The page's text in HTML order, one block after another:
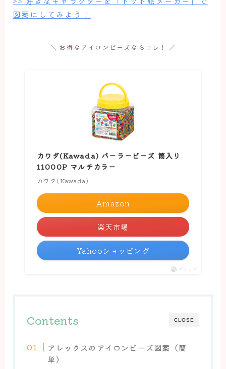
図案にしてみよう！
＼ お得なアイロンビーズならコレ！ ／
カワダ(Kawada) パーラービーズ 筒入り
11000P マルチカラー
カワダ(Kawada)
Amazon
楽天市場
Yahooショッピング
ポチップ
CLOSE
Contents
アレックスのアイロンビーズ図案（簡
単）